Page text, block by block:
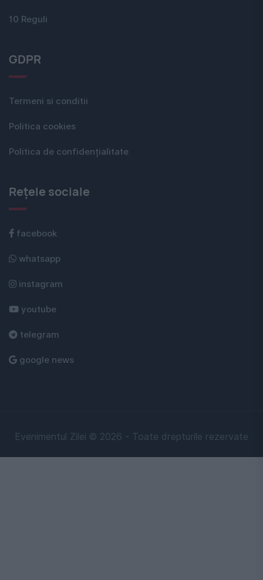
10 Reguli
GDPR
Termeni si conditii
Politica cookies
Politica de confidențialitate
Rețele sociale
facebook
whatsapp
instagram
youtube
telegram
google news
Evenimentul Zilei © 2026 - Toate drepturile rezervate